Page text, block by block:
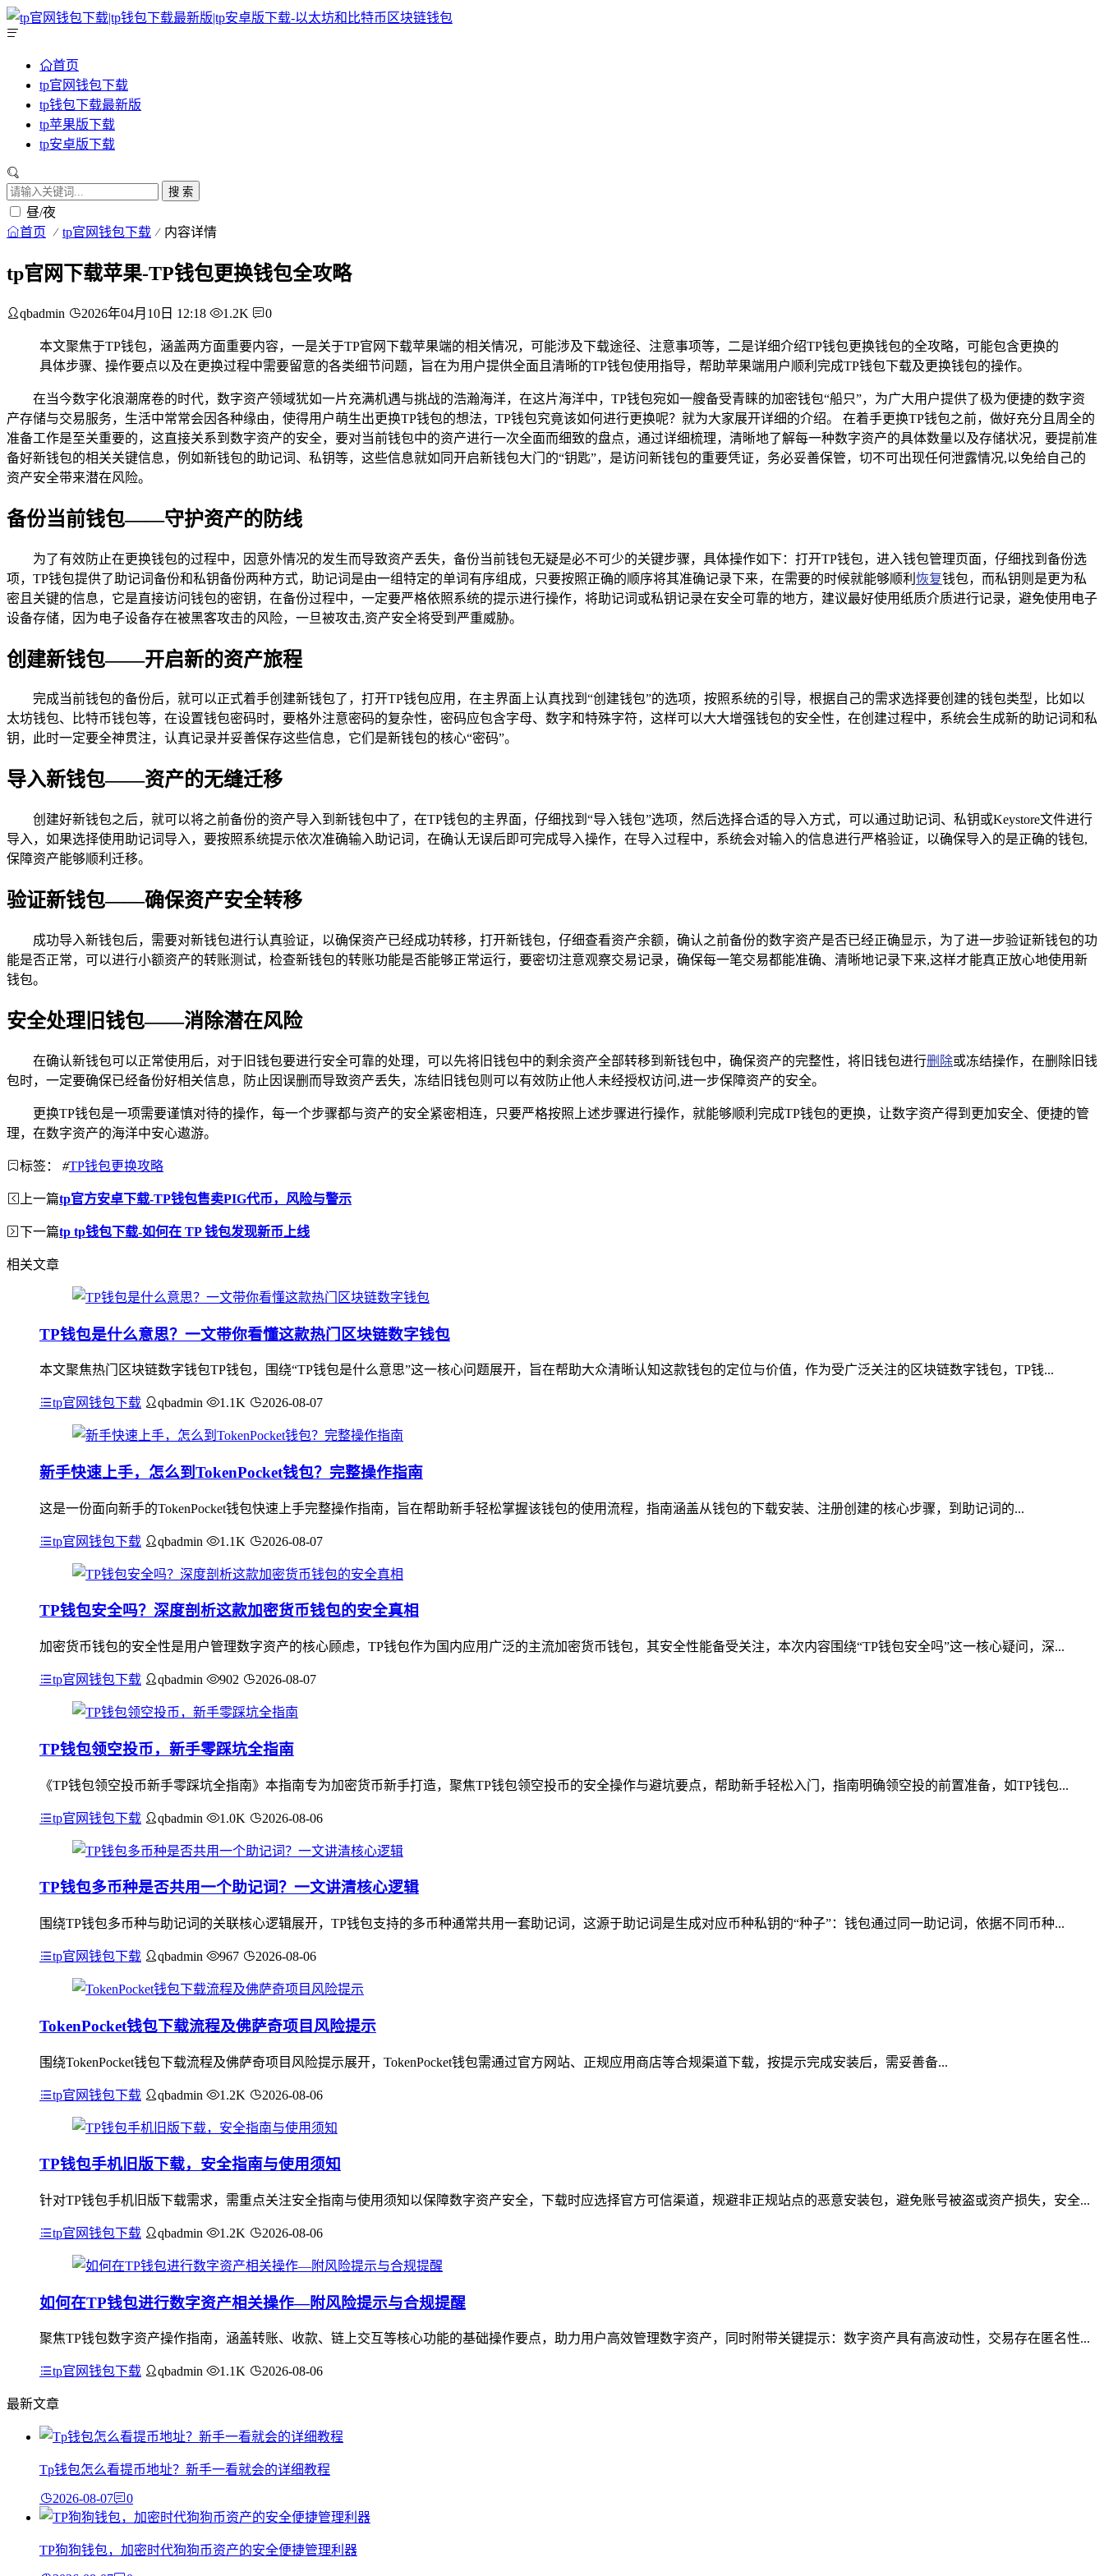
首页
tp官网钱包下载
tp钱包下载最新版
tp苹果版下载
tp安卓版下载
搜 索
昼/夜
首页 tp官网钱包下载 内容详情
tp官网下载苹果-TP钱包更换钱包全攻略
qbadmin 2026年04月10日 12:18 1.2K 0
本文聚焦于TP钱包，涵盖两方面重要内容，一是关于TP官网下载苹果端的相关情况，可能涉及下载途径、注意事项等，二是详细介绍TP钱包更换钱包的全攻略，可能包含更换的
具体步骤、操作要点以及在更换过程中需要留意的各类细节问题，旨在为用户提供全面且清晰的TP钱包使用指导，帮助苹果端用户顺利完成TP钱包下载及更换钱包的操作。
在当今数字化浪潮席卷的时代，数字资产领域犹如一片充满机遇与挑战的浩瀚海洋，在这片海洋中，TP钱包宛如一艘备受青睐的加密钱包“船只”，为广大用户提供了极为便捷的数字资
产存储与交易服务，生活中常常会因各种缘由，使得用户萌生出更换TP钱包的想法，TP钱包究竟该如何进行更换呢？就为大家展开详细的介绍。 在着手更换TP钱包之前，做好充分且周全的
准备工作是至关重要的，这直接关系到数字资产的安全，要对当前钱包中的资产进行一次全面而细致的盘点，通过详细梳理，清晰地了解每一种数字资产的具体数量以及存储状况，要提前准
备好新钱包的相关关键信息，例如新钱包的助记词、私钥等，这些信息就如同开启新钱包大门的“钥匙”，是访问新钱包的重要凭证，务必妥善保管，切不可出现任何泄露情况,以免给自己的
资产安全带来潜在风险。
备份当前钱包——守护资产的防线
为了有效防止在更换钱包的过程中，因意外情况的发生而导致资产丢失，备份当前钱包无疑是必不可少的关键步骤，具体操作如下：打开TP钱包，进入钱包管理页面，仔细找到备份选
项，TP钱包提供了助记词备份和私钥备份两种方式，助记词是由一组特定的单词有序组成，只要按照正确的顺序将其准确记录下来，在需要的时候就能够顺利 恢复钱包，而私钥则是更为私
密且关键的信息，它是直接访问钱包的密钥，在备份过程中，一定要严格依照系统的提示进行操作，将助记词或私钥记录在安全可靠的地方，建议最好使用纸质介质进行记录，避免使用电子
设备存储，因为电子设备存在被黑客攻击的风险，一旦被攻击,资产安全将受到严重威胁。
创建新钱包——开启新的资产旅程
完成当前钱包的备份后，就可以正式着手创建新钱包了，打开TP钱包应用，在主界面上认真找到“创建钱包”的选项，按照系统的引导，根据自己的需求选择要创建的钱包类型，比如以
太坊钱包、比特币钱包等，在设置钱包密码时，要格外注意密码的复杂性，密码应包含字母、数字和特殊字符，这样可以大大增强钱包的安全性，在创建过程中，系统会生成新的助记词和私
钥，此时一定要全神贯注，认真记录并妥善保存这些信息，它们是新钱包的核心“密码”。
导入新钱包——资产的无缝迁移
创建好新钱包之后，就可以将之前备份的资产导入到新钱包中了，在TP钱包的主界面，仔细找到“导入钱包”选项，然后选择合适的导入方式，可以通过助记词、私钥或Keystore文件进行
导入，如果选择使用助记词导入，要按照系统提示依次准确输入助记词，在确认无误后即可完成导入操作，在导入过程中，系统会对输入的信息进行严格验证，以确保导入的是正确的钱包,
保障资产能够顺利迁移。
验证新钱包——确保资产安全转移
成功导入新钱包后，需要对新钱包进行认真验证，以确保资产已经成功转移，打开新钱包，仔细查看资产余额，确认之前备份的数字资产是否已经正确显示，为了进一步验证新钱包的功
能是否正常，可以进行小额资产的转账测试，检查新钱包的转账功能是否能够正常运行，要密切注意观察交易记录，确保每一笔交易都能准确、清晰地记录下来,这样才能真正放心地使用新
钱包。
安全处理旧钱包——消除潜在风险
在确认新钱包可以正常使用后，对于旧钱包要进行安全可靠的处理，可以先将旧钱包中的剩余资产全部转移到新钱包中，确保资产的完整性，将旧钱包进行删除或冻结操作，在删除旧钱
包时，一定要确保已经备份好相关信息，防止因误删而导致资产丢失，冻结旧钱包则可以有效防止他人未经授权访问,进一步保障资产的安全。
更换TP钱包是一项需要谨慎对待的操作，每一个步骤都与资产的安全紧密相连，只要严格按照上述步骤进行操作，就能够顺利完成TP钱包的更换，让数字资产得到更加安全、便捷的管
理，在数字资产的海洋中安心遨游。
标签： #TP钱包更换攻略
上一篇tp官方安卓下载-TP钱包售卖PIG代币，风险与警示
下一篇tp tp钱包下载-如何在 TP 钱包发现新币上线
相关文章
TP钱包是什么意思？一文带你看懂这款热门区块链数字钱包
本文聚焦热门区块链数字钱包TP钱包，围绕“TP钱包是什么意思”这一核心问题展开，旨在帮助大众清晰认知这款钱包的定位与价值，作为受广泛关注的区块链数字钱包，TP钱...
tp官网钱包下载 qbadmin 1.1K 2026-08-07
新手快速上手，怎么到TokenPocket钱包？完整操作指南
这是一份面向新手的TokenPocket钱包快速上手完整操作指南，旨在帮助新手轻松掌握该钱包的使用流程，指南涵盖从钱包的下载安装、注册创建的核心步骤，到助记词的...
tp官网钱包下载 qbadmin 1.1K 2026-08-07
TP钱包安全吗？深度剖析这款加密货币钱包的安全真相
加密货币钱包的安全性是用户管理数字资产的核心顾虑，TP钱包作为国内应用广泛的主流加密货币钱包，其安全性能备受关注，本次内容围绕“TP钱包安全吗”这一核心疑问，深...
tp官网钱包下载 qbadmin 902 2026-08-07
TP钱包领空投币，新手零踩坑全指南
《TP钱包领空投币新手零踩坑全指南》本指南专为加密货币新手打造，聚焦TP钱包领空投币的安全操作与避坑要点，帮助新手轻松入门，指南明确领空投的前置准备，如TP钱包...
tp官网钱包下载 qbadmin 1.0K 2026-08-06
TP钱包多币种是否共用一个助记词？一文讲清核心逻辑
围绕TP钱包多币种与助记词的关联核心逻辑展开，TP钱包支持的多币种通常共用一套助记词，这源于助记词是生成对应币种私钥的“种子”：钱包通过同一助记词，依据不同币种...
tp官网钱包下载 qbadmin 967 2026-08-06
TokenPocket钱包下载流程及佛萨奇项目风险提示
围绕TokenPocket钱包下载流程及佛萨奇项目风险提示展开，TokenPocket钱包需通过官方网站、正规应用商店等合规渠道下载，按提示完成安装后，需妥善备...
tp官网钱包下载 qbadmin 1.2K 2026-08-06
TP钱包手机旧版下载，安全指南与使用须知
针对TP钱包手机旧版下载需求，需重点关注安全指南与使用须知以保障数字资产安全，下载时应选择官方可信渠道，规避非正规站点的恶意安装包，避免账号被盗或资产损失，安全...
tp官网钱包下载 qbadmin 1.2K 2026-08-06
如何在TP钱包进行数字资产相关操作—附风险提示与合规提醒
聚焦TP钱包数字资产操作指南，涵盖转账、收款、链上交互等核心功能的基础操作要点，助力用户高效管理数字资产，同时附带关键提示：数字资产具有高波动性，交易存在匿名性...
tp官网钱包下载 qbadmin 1.1K 2026-08-06
最新文章
Tp钱包怎么看提币地址？新手一看就会的详细教程
2026-08-07 0
TP狗狗钱包，加密时代狗狗币资产的安全便捷管理利器